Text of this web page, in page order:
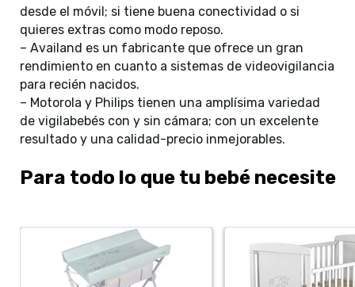
desde el móvil; si tiene buena conectividad o si
quieres extras como modo reposo.
– Availand es un fabricante que ofrece un gran
rendimiento en cuanto a sistemas de videovigilancia
para recién nacidos.
– Motorola y Philips tienen una amplísima variedad
de vigilabebés con y sin cámara; con un excelente
resultado y una calidad-precio inmejorables.
Para todo lo que tu bebé necesite